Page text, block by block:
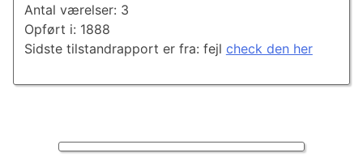
Antal værelser: 3
Opført i: 1888
Sidste tilstandrapport er fra: fejl check den her